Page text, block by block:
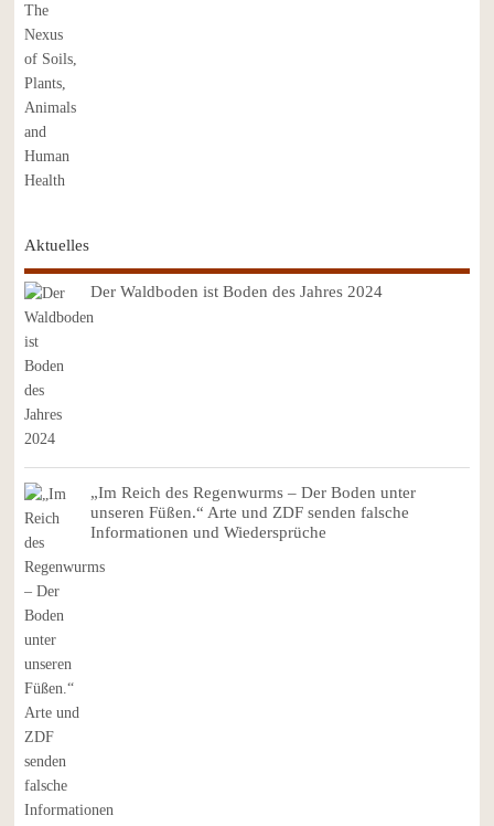
Aktuelles
Der Waldboden ist Boden des Jahres 2024
„Im Reich des Regenwurms – Der Boden unter
unseren Füßen.“ Arte und ZDF senden falsche
Informationen und Wiedersprüche